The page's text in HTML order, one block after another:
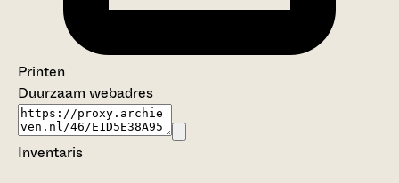
Printen
Duurzaam webadres
Inventaris